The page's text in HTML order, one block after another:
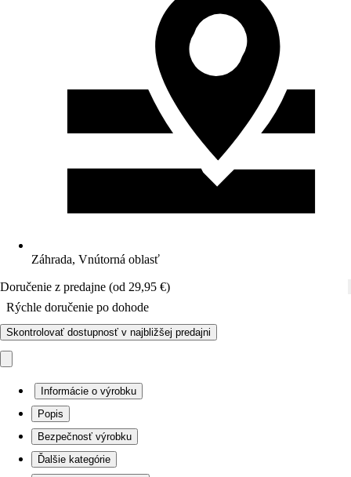
Záhrada, Vnútorná oblasť
Doručenie z predajne (od 29,95 €)
Rýchle doručenie po dohode
Skontrolovať dostupnosť v najbližšej predajni
Informácie o výrobku
Popis
Bezpečnosť výrobku
Ďalšie kategórie